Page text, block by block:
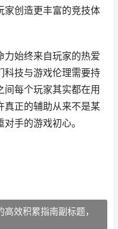
家创造更丰富的竞技体
力始终来自玩家的热爱
科技与游戏伦理需要持
每个玩家其实都在用
真正的辅助从来不是某
手的游戏初心。
效积累指南副标题，